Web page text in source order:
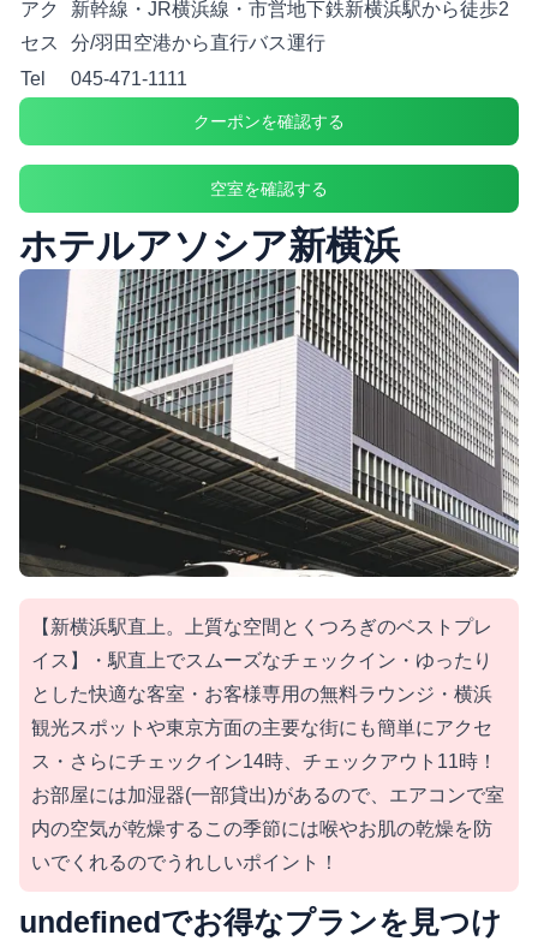
アク
セス
新幹線・JR横浜線・市営地下鉄新横浜駅から徒歩2
分/羽田空港から直行バス運行
Tel
045-471-1111
クーポンを確認する
空室を確認する
ホテルアソシア新横浜
【新横浜駅直上。上質な空間とくつろぎのベストプレ
イス】・駅直上でスムーズなチェックイン・ゆったり
とした快適な客室・お客様専用の無料ラウンジ・横浜
観光スポットや東京方面の主要な街にも簡単にアクセ
ス・さらにチェックイン14時、チェックアウト11時！
お部屋には加湿器(一部貸出)があるので、エアコンで室
内の空気が乾燥するこの季節には喉やお肌の乾燥を防
いでくれるのでうれしいポイント！
undefinedでお得なプランを見つけ